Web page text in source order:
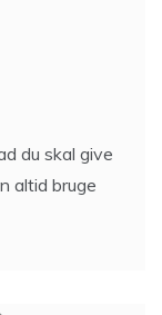
du skal give
altid bruge